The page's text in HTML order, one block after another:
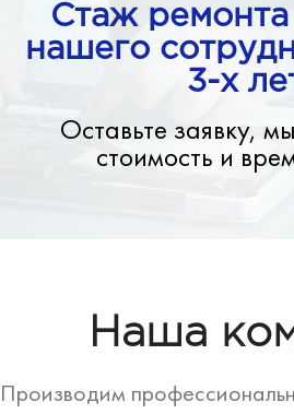
Стаж
нашего
3-х
Оставьте заявку,
стоимость и
Наша
Производим